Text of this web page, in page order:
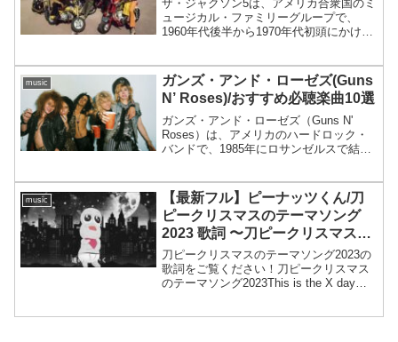
ザ・ジャクソン5は、アメリカ合衆国のミ
ュージカル・ファミリーグループで、
1960年代後半から1970年代初頭にかけて
クソンが最も知られています。他のメン
バーにはジャッキ...
music
ガンズ・アンド・ローゼズ(Guns
N’ Roses)/おすすめ必聴楽曲10選
ガンズ・アンド・ローゼズ（Guns N'
Roses）は、アメリカのハードロック・
バンドで、1985年にロサンゼルスで結成
1987年にリリースさ...
music
【最新フル】ピーナッツくん/刀
ピークリスマスのテーマソング
2023 歌詞 〜刀ピークリスマス
2023〜
刀ピークリスマスのテーマソング2023の
歌詞をご覧ください！刀ピークリスマス
のテーマソング2023This is the X day外